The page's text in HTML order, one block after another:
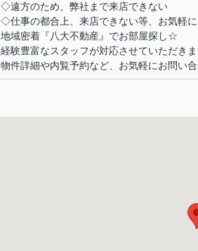
◇遠方のため、弊社まで来店できない
◇仕事の都合上、来店できない等、お気軽に
地域密着『八大不動産』でお部屋探し☆
経験豊富なスタッフが対応させていただきま
物件詳細や内覧予約など、お気軽にお問い合